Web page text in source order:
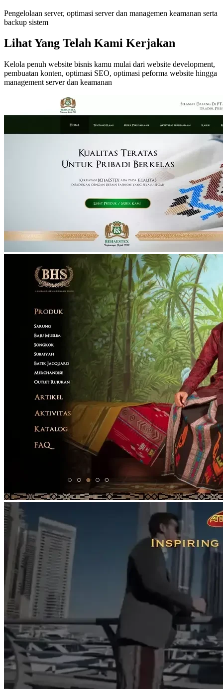
Pengelolaan server, optimasi server dan managemen keamanan serta
backup sistem
Lihat Yang Telah Kami Kerjakan
Kelola penuh website bisnis kamu mulai dari website development,
pembuatan konten, optimasi SEO, optimasi peforma website hingga
management server dan keamanan